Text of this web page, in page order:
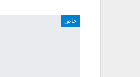
خاص